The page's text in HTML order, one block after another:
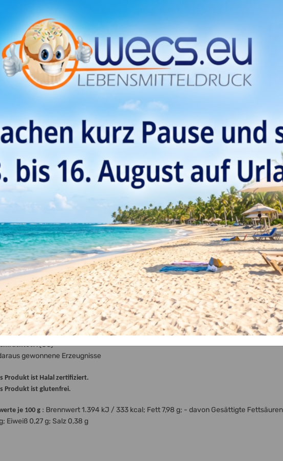
Bilder sind essbare Ausdrucke, die mit Lebensmitteltinte auf essbares Papier
auf professionellem Qualitätspapier (Dekorpapier Plus Professional)
Bilder werden mit einem für den Lebensmitteldruck zertifizierten Drucker, mit
ein Bild, gedruckt in höchster Qualität individuell und ganz frisch für Sie gefertigt.
die Folie vor dem Verwenden entfernen. Sie können die Bilder ganz einfach mit einer
Sie Sonderwünsche oder Fragen haben … nehmen sie doch bitte einfach mit uns
mwolf@wecs.eu
E1422, Süßungsmittel E420ii, E955; Tapiokadextrin, Sheabutter,
E415; Aroma, Säureregulator E330, Konservierungsmittel E202
Farbstoffe je nach Vorlage in unterschiedlichen Mengen:
Trägerstoff: E1520, Feuchthaltemittel: E422, Farbstoff: E151, Farbstoffe:E110*,
Aktivität und Aufmerksamkeit von Kindern beeinträchtigen
gemäß EU VO 1169/2011
JA
(CC)
gewonnene Erzeugnisse
möglich
Laktose JA(CC)
gewonnene Erzeugnisse
möglich
JA(CC)
gewonnene Erzeugnisse
Produkt ist Halal zertifiziert.
Produkt ist glutenfrei.
je 100 g : Brennwert 1.394 kJ / 333 kcal; Fett 7,98 g; - davon Gesättigte
Eiweiß 0,27 g; Salz 0,38 g